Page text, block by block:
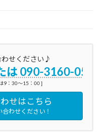
わせください♪
090-3160-0596
9：30～15：00 ]
せはこちら
わせください！